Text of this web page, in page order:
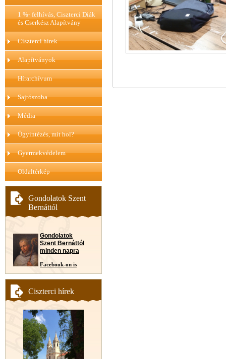
1 %- felhívás, Ciszterci Diák
és Cserkész Alapítvány
Ciszterci hírek
Alapítványok
Hírarchívum
Sajtószoba
Média
Ügyintézés, mit hol?
Gyermekvédelem
Oldaltérkép
Gondolatok Szent
Bernáttól
Gondolatok
Szent Bernáttól
minden napra
Facebook-on is
Ciszterci hírek